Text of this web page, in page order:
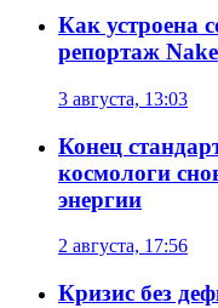
Как устроена
репортаж
3 августа, 13:03
Конец
космологи
энергии
2 августа, 17:56
Кризис без